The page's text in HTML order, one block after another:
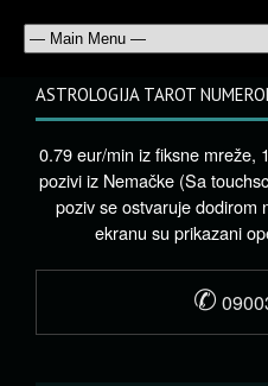
ASTROLOGIJA TAROT
0.79 eur/min iz fiksne mreže,
pozivi iz Nemačke (Sa
poziv se ostvaruje dodirom
ekranu su prikazani
✆